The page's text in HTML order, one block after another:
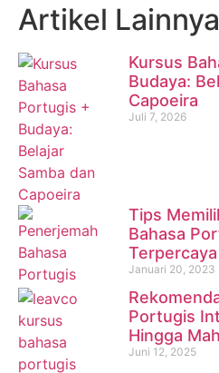
Artikel Lainnya
Kursus
Budaya:
Capoeira
Juli 7, 2026
Tips
Bahasa
Terpercaya
Januari 20, 2023
Portugis
Hingga
Juni 12, 2025